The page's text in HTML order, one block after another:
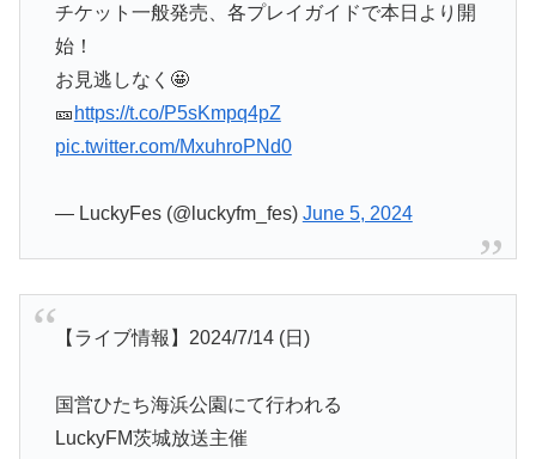
チケット一般発売、各プレイガイドで本日より開
始！
お見逃しなく🤩
🎫 https://t.co/P5sKmpq4pZ
pic.twitter.com/MxuhroPNd0
— LuckyFes (@luckyfm_fes) June 5, 2024
【ライブ情報】2024/7/14 (日)
国営ひたち海浜公園にて行われる
LuckyFM茨城放送主催